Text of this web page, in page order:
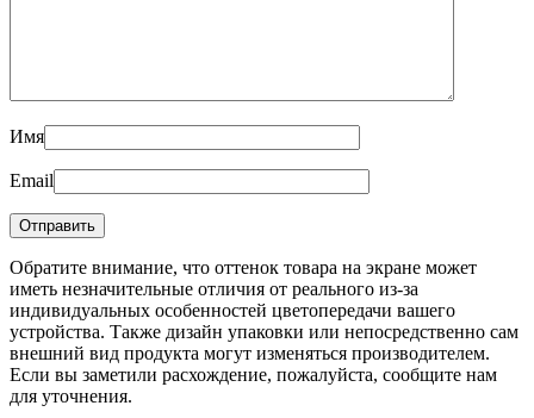
Имя
Email
Обратите внимание, что оттенок товара на экране может
иметь незначительные отличия от реального из-за
индивидуальных особенностей цветопередачи вашего
устройства. Также дизайн упаковки или непосредственно сам
внешний вид продукта могут изменяться производителем.
Если вы заметили расхождение, пожалуйста, сообщите нам
для уточнения.